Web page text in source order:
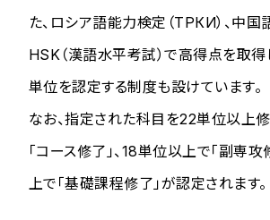
た、ロシア語能力検定（ТРКИ）、中国語
HSK（漢語水平考試）で高得点を取得
単位を認定する制度も設けています。
なお、指定された科目を22単位以上
「コース修了」、18単位以上で「副専攻
上で「基礎課程修了」が認定されます。